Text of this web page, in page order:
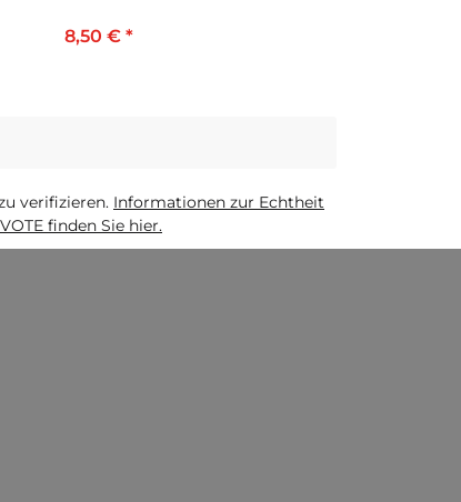
8,50 € *
verifizieren. Informationen zur Echtheit
finden Sie hier.